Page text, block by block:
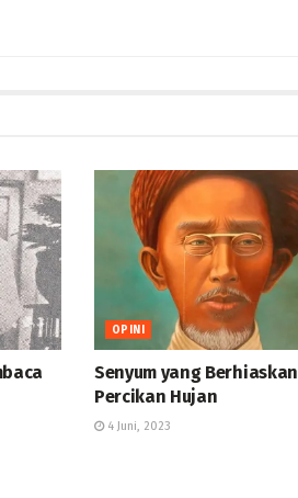
OPINI
Senyum yang Berhiaskan
Percikan Hujan
4 Juni, 2023